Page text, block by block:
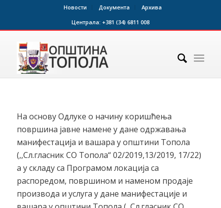
Новости Документа
Архива
Централа: +381 (34) 6811 008
На основу Одлуке о начину коришћења
површина јавне намене у дане одржавања
манифестација и вашара у општини Топола
(,,Сл.гласник СО Топола“ 02/2019,13/2019, 17/22)
а у складу са Програмом локација са
распоредом, површином и наменом продаје
производа и услуга у дане манифестације и